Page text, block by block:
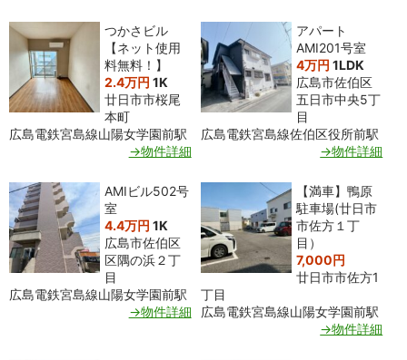
つかさビル
【ネット使用
料無料！】
2.4万円 1K
廿日市市桜尾
本町
広島電鉄宮島線山陽女学園前駅
→物件詳細
アパート
AMI201号室
4万円 1LDK
広島市佐伯区
五日市中央5丁
目
広島電鉄宮島線佐伯区役所前駅
→物件詳細
AMIビル502号
室
4.4万円 1K
広島市佐伯区
区隅の浜２丁
目
広島電鉄宮島線山陽女学園前駅
→物件詳細
【満車】鴨原
駐車場(廿日市
市佐方１丁
目）
7,000円
廿日市市佐方1
丁目
広島電鉄宮島線山陽女学園前駅
→物件詳細